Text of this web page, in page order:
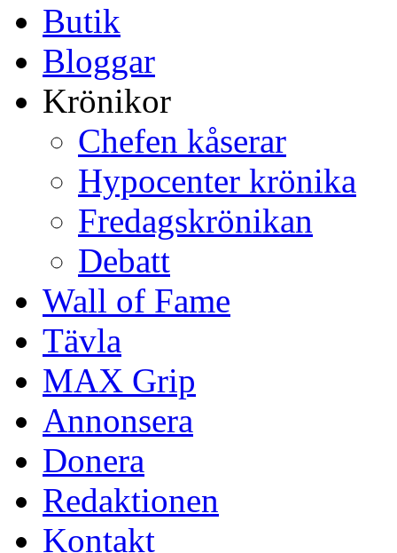
Butik
Bloggar
Krönikor
Chefen kåserar
Hypocenter krönika
Fredagskrönikan
Debatt
Wall of Fame
Tävla
MAX Grip
Annonsera
Donera
Redaktionen
Kontakt